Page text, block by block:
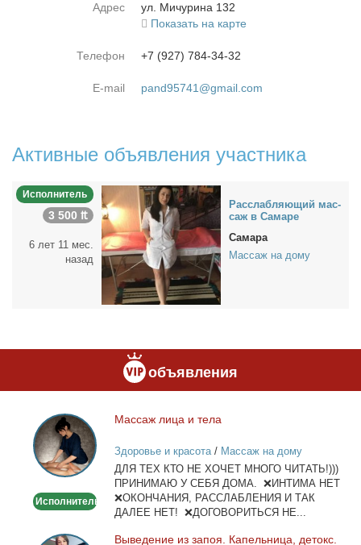
Адрес
ул. Ми­чу­ри­на 132
Показать на карте
Телефон +7 (927) 784-34-32
E-mail pand95741@gmail.com
Активные объявления участника
Исполнитель
3 500 ₶
6 лет 11 мес.
назад
Рас­слаб­ля­ю­щий мас­
саж в Са­ма­ре
Самара
Массаж на дому
объявления
Массаж
лица
и
тела
Исполнитель
Мас­саж ли­ца и те­ла
Здоровье и красота/ Массаж на дому
ДЛЯ ТЕХ КТО НЕ ХОЧЕТ МНОГО ЧИТАТЬ!)))
ПРИНИМАЮ У СЕБЯ ДОМА. ❌ИНТИМА НЕТ
❌ОКОНЧАНИЯ, РАССЛАБЛЕНИЯ И ТАК
ДАЛЕЕ НЕТ! ❌ДОГОВОРИТЬСЯ НЕ...
Вы­ве­де­ние из за­поя. Ка­пель­ни­ца, де­токс.